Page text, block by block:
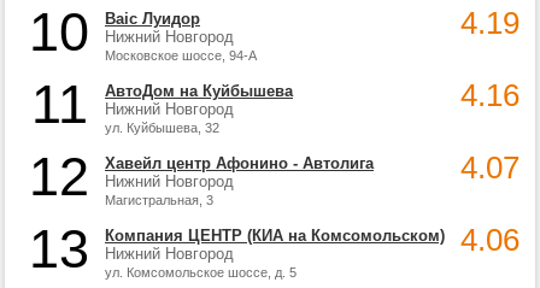
10
Baic Луидор
Нижний Новгород
Московское шоссе, 94-А
4.19
11
АвтоДом на Куйбышева
Нижний Новгород
ул. Куйбышева, 32
4.16
12
Хавейл центр Афонино - Автолига
Нижний Новгород
Магистральная, 3
4.07
13
Компания ЦЕНТР (КИА на Комсомольском)
Нижний Новгород
ул. Комсомольское шоссе, д. 5
4.06